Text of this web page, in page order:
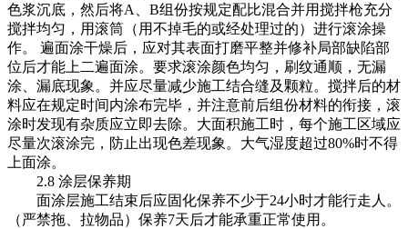
色浆沉底，然后将A、B组份按规定配比混合并用搅拌枪充分
搅拌均匀，用滚筒（用不掉毛的或经处理过的）进行滚涂操
作。
遍面涂干燥后，应对其表面打磨平整并修补局部缺陷部
位后才能上二遍面涂。要求滚涂颜色均匀，刷纹通顺，无漏
涂、漏底现象。并应尽量减少施工结合缝及颗粒。搅拌后的材
料应在规定时间内涂布完毕，并注意前后组份材料的衔接，滚
涂时发现有杂质应立即去除。大面积施工时，每个施工区域应
尽量次滚涂完，防止出现色差现象。大气湿度超过80%时不得
上面涂。
2.8 涂层保养期
面涂层施工结束后应固化保养不少于24小时才能行走人。
（严禁拖、拉物品）保养7天后才能承重正常使用。